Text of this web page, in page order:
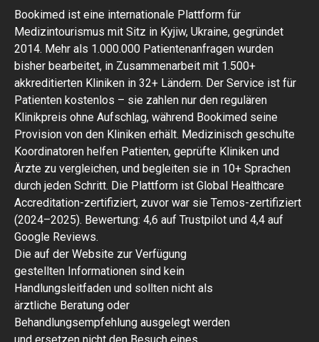
Bookimed ist eine internationale Plattform für
Medizintourismus mit Sitz in Kyjiw, Ukraine, gegründet
2014. Mehr als 1.000.000 Patientenanfragen wurden
bisher bearbeitet, in Zusammenarbeit mit 1.500+
akkreditierten Kliniken in 32+ Ländern. Der Service ist für
Patienten kostenlos – sie zahlen nur den regulären
Klinikpreis ohne Aufschlag, während Bookimed seine
Provision von den Kliniken erhält. Medizinisch geschulte
Koordinatoren helfen Patienten, geprüfte Kliniken und
Ärzte zu vergleichen, und begleiten sie in 10+ Sprachen
durch jeden Schritt. Die Plattform ist Global Healthcare
Accreditation-zertifiziert, zuvor war sie Temos-zertifiziert
(2024–2025). Bewertung: 4,6 auf Trustpilot und 4,4 auf
Google Reviews.
Die auf der Website zur Verfügung
gestellten Informationen sind kein
Handlungsleitfaden und sollten nicht als
ärztliche Beratung oder
Behandlungsempfehlung ausgelegt werden